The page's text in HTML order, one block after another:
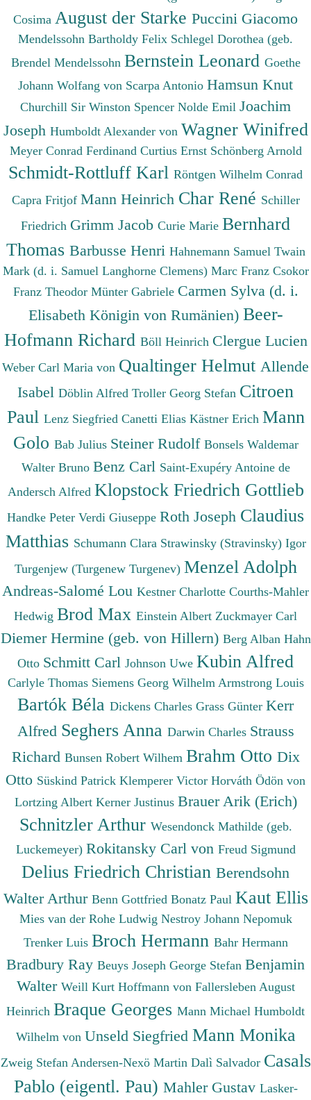
Cosima August der Starke Puccini Giacomo
Mendelssohn Bartholdy Felix Schlegel Dorothea (geb.
Brendel Mendelssohn Bernstein Leonard Goethe
Johann Wolfang von Scarpa Antonio Hamsun Knut
Churchill Sir Winston Spencer Nolde Emil Joachim
Joseph Humboldt Alexander von Wagner Winifred
Meyer Conrad Ferdinand Curtius Ernst Schönberg Arnold
Schmidt-Rottluff Karl Röntgen Wilhelm Conrad
Capra Fritjof Mann Heinrich Char René Schiller
Friedrich Grimm Jacob Curie Marie Bernhard
Thomas Barbusse Henri Hahnemann Samuel Twain
Mark (d. i. Samuel Langhorne Clemens) Marc Franz Csokor
Franz Theodor Münter Gabriele Carmen Sylva (d. i.
Elisabeth Königin von Rumänien) Beer-
Hofmann Richard Böll Heinrich Clergue Lucien
Weber Carl Maria von Qualtinger Helmut Allende
Isabel Döblin Alfred Troller Georg Stefan Citroen
Paul Lenz Siegfried Canetti Elias Kästner Erich Mann
Golo Bab Julius Steiner Rudolf Bonsels Waldemar
Walter Bruno Benz Carl Saint-Exupéry Antoine de
Andersch Alfred Klopstock Friedrich Gottlieb
Handke Peter Verdi Giuseppe Roth Joseph Claudius
Matthias Schumann Clara Strawinsky (Stravinsky) Igor
Turgenjew (Turgenew Turgenev) Menzel Adolph
Andreas-Salomé Lou Kestner Charlotte Courths-Mahler
Hedwig Brod Max Einstein Albert Zuckmayer Carl
Diemer Hermine (geb. von Hillern) Berg Alban Hahn
Otto Schmitt Carl Johnson Uwe Kubin Alfred
Carlyle Thomas Siemens Georg Wilhelm Armstrong Louis
Bartók Béla Dickens Charles Grass Günter Kerr
Alfred Seghers Anna Darwin Charles Strauss
Richard Bunsen Robert Wilhem Brahm Otto Dix
Otto Süskind Patrick Klemperer Victor Horváth Ödön von
Lortzing Albert Kerner Justinus Brauer Arik (Erich)
Schnitzler Arthur Wesendonck Mathilde (geb.
Luckemeyer) Rokitansky Carl von Freud Sigmund
Delius Friedrich Christian Berendsohn
Walter Arthur Benn Gottfried Bonatz Paul Kaut Ellis
Mies van der Rohe Ludwig Nestroy Johann Nepomuk
Trenker Luis Broch Hermann Bahr Hermann
Bradbury Ray Beuys Joseph George Stefan Benjamin
Walter Weill Kurt Hoffmann von Fallersleben August
Heinrich Braque Georges Mann Michael Humboldt
Wilhelm von Unseld Siegfried Mann Monika
Zweig Stefan Andersen-Nexö Martin Dalì Salvador Casals
Pablo (eigentl. Pau) Mahler Gustav Lasker-